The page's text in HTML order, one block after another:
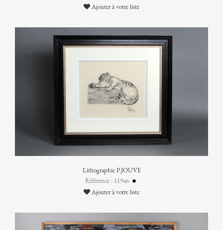
Ajouter à votre liste
Lithographie P.JOUVE
Référence : 11946
Ajouter à votre liste